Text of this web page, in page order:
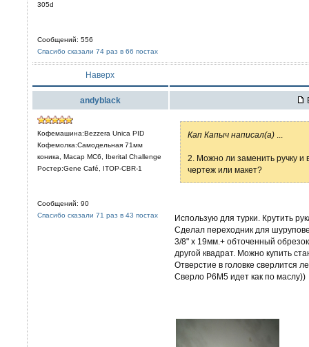
305d
Сообщений: 556
Спасибо сказали 74 раз в 66 постах
Наверх
andyblack
Кофемашина:Bezzera Unica PID
Кофемолка:Самодельная 71мм
коника, Macap MC6, Iberital Challenge
Ростер:Gene Café, ITOP-CBR-1
Сообщений: 90
Спасибо сказали 71 раз в 43 постах
Кап Капыч написал(а)
2. Можно ли заменить ручку и
чертеж или макет?
Использую для турки. Крутить
Сделал переходник для
3/8" х 19мм.+ обточенный
другой квадрат. Можно купить
Отверстие в головке сверлится
Сверло Р6М5 идет как по маслу))